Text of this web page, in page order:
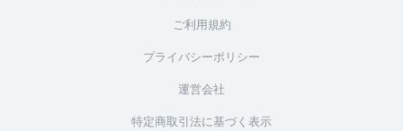
ご利用規約
プライバシーポリシー
運営会社
特定商取引法に基づく表示